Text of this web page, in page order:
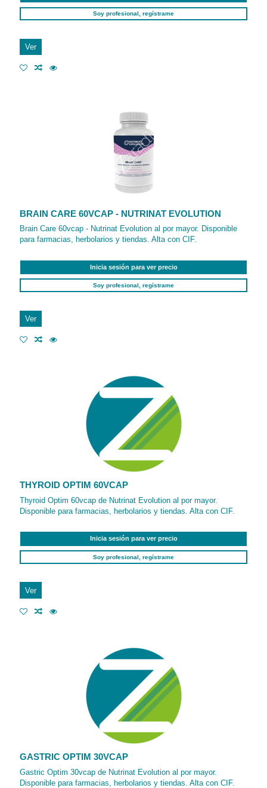
Soy profesional, regístrame
Ver
BRAIN CARE 60VCAP - NUTRINAT EVOLUTION
Brain Care 60vcap - Nutrinat Evolution al por mayor. Disponible
para farmacias, herbolarios y tiendas. Alta con CIF.
Inicia sesión para ver precio
Soy profesional, regístrame
Ver
THYROID OPTIM 60VCAP
Thyroid Optim 60vcap de Nutrinat Evolution al por mayor.
Disponible para farmacias, herbolarios y tiendas. Alta con CIF.
Inicia sesión para ver precio
Soy profesional, regístrame
Ver
GASTRIC OPTIM 30VCAP
Gastric Optim 30vcap de Nutrinat Evolution al por mayor.
Disponible para farmacias, herbolarios y tiendas. Alta con CIF.